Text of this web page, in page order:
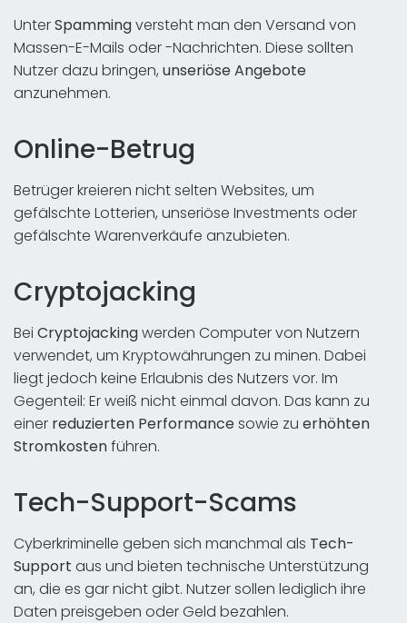
UnterSpammingversteht man den Versand von
Massen-E-Mails oder -Nachrichten. Diese sollten
Nutzer dazu bringen, unseriöse Angebote
anzunehmen.
Online-Betrug
Betrüger kreieren nicht selten Websites, um
gefälschte Lotterien, unseriöse Investments oder
gefälschte Warenverkäufe anzubieten.
Cryptojacking
Bei Cryptojackingwerden Computer von Nutzern
verwendet, um Kryptowährungen zu minen. Dabei
liegt jedoch keine Erlaubnis des Nutzers vor. Im
Gegenteil: Er weiß nicht einmal davon. Das kann zu
einer reduzierten Performancesowie zu erhöhten
Stromkostenführen.
Tech-Support-Scams
Cyberkriminelle geben sich manchmal als Tech-
Support aus und bieten technische Unterstützung
an, die es gar nicht gibt. Nutzer sollen lediglich ihre
Daten preisgeben oder Geld bezahlen.